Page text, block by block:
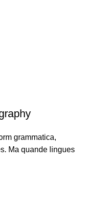
grammatica,
Ma quande lingues